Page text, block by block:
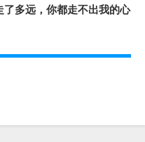
多远，你都走不出我的心